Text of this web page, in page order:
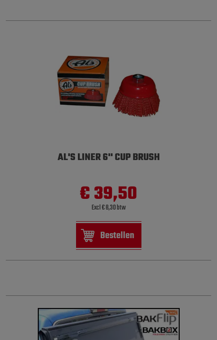
AL'S LINER 6'' CUP BRUSH
€ 39,50
Excl € 8,30 btw
Bestellen